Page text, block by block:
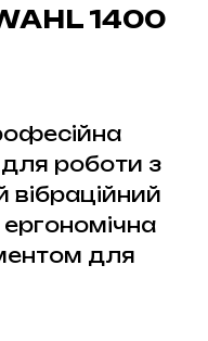
1400
роботи з
ергономічна
для